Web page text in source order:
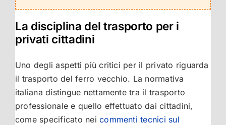
La disciplina del trasporto per i
privati cittadini
Uno degli aspetti più critici per il privato riguarda
il trasporto del ferro vecchio. La normativa
italiana distingue nettamente tra il trasporto
professionale e quello effettuato dai cittadini,
come specificato neicommenti tecnici sul